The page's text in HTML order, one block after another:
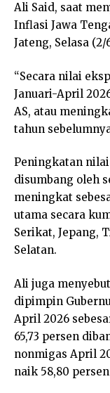
Ali Said, saat
Inflasi Jawa
Jateng, Selasa (2/
“Secara nilai
Januari-April
AS, atau
tahun
Peningkatan
disumbang oleh
meningkat
utama secara
Serikat, Jepang,
Selatan.
Ali juga
dipimpin
April 2026
65,73 persen
nonmigas April
naik 58,80